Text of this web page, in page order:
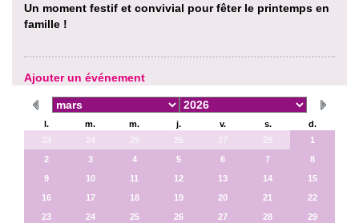
Un moment festif et convivial pour fêter le printemps en
famille !
Ajouter un événement
l. m. m. j. v. s.
d.
23
24 25 26 27 28
1
2
3 4 5 6 7
8
9
10 11 12 13 14
15
16
17 18 19 20 21
22
23
24 25 26 27 28
29